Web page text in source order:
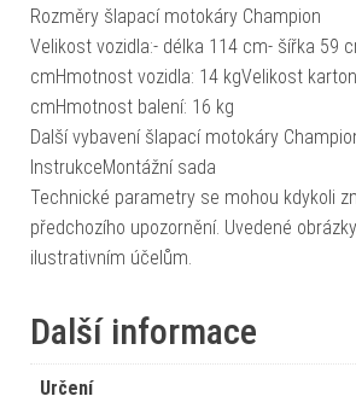
Rozměry šlapací motokáry Champion
Velikost vozidla:- délka 114 cm- šířka 59
cmHmotnost vozidla: 14 kgVelikost
cmHmotnost balení: 16 kg
Další vybavení šlapací motokáry
InstrukceMontážní sada
Technické parametry se mohou kdykoli
předchozího upozornění. Uvedené
ilustrativním účelům.
Další informace
Určení